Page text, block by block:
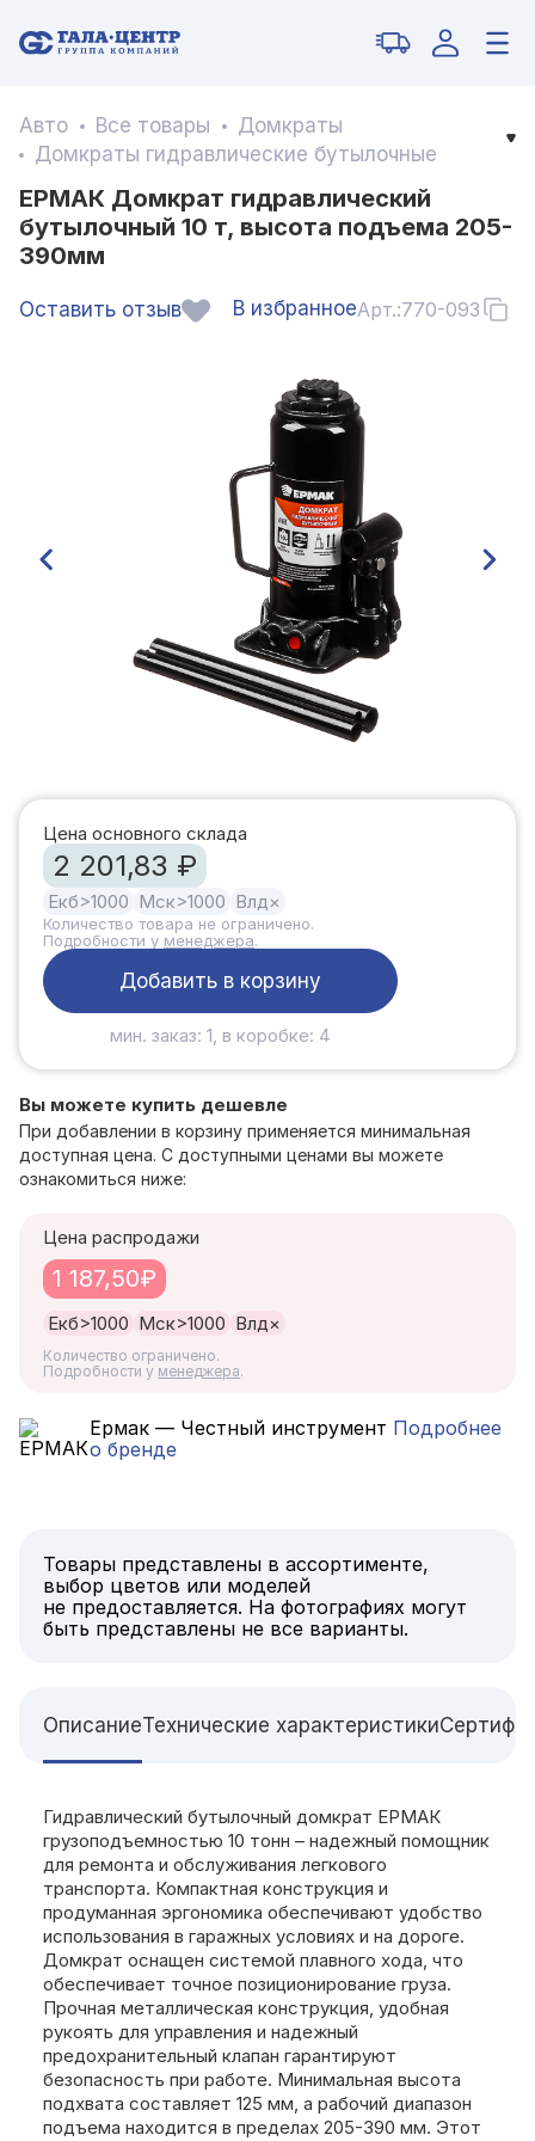
Авто Все товары
Домкраты
Домкраты гидравлические бутылочные
ЕРМАК Домкрат гидравлический
бутылочный 10 т, высота подъема 205-
390мм
Оставить отзыв В избранноеАрт.:770-093
Цена основного склада
2 201,83 ₽
Екб>1000 Мск>1000 Влд ×
Количество товара не ограничено.
Подробности у менеджера.
Добавить в корзину
мин. заказ: 1, в коробке: 4
Вы можете купить дешевле
При добавлении в корзину применяется минимальная
доступная цена. С доступными ценами вы можете
ознакомиться ниже:
Цена распродажи
Количество ограничено.
Подробности у менеджера.
Екб>1000 Мск>1000 Влд×
1 187,50₽
Ермак — Честный инструмент Подробнее
о бренде
Товары представлены в ассортименте,
выбор цветов или моделей
не предоставляется. На фотографиях могут
быть представлены не все варианты.
ОписаниеТехнические характеристики
Гидравлический бутылочный домкрат ЕРМАК
грузоподъемностью 10 тонн – надежный помощник
для ремонта и обслуживания легкового
транспорта. Компактная конструкция и
продуманная эргономика обеспечивают удобство
использования в гаражных условиях и на дороге.
Домкрат оснащен системой плавного хода, что
обеспечивает точное позиционирование груза.
Прочная металлическая конструкция, удобная
рукоять для управления и надежный
предохранительный клапан гарантируют
безопасность при работе. Минимальная высота
подхвата составляет 125 мм, а рабочий диапазон
подъема находится в пределах 205-390 мм. Этот